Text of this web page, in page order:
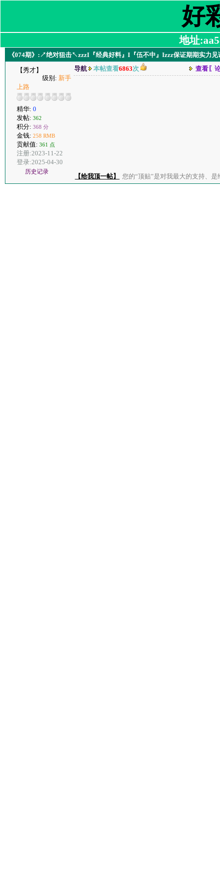
好
地址
《074期》:↗绝对狙击↖zzzI『经典好料』I『伍不中』Izzz保证期期实力
【秀才】
级别: 新手
上路
精华: 0
发帖: 362
积分: 368 分
金钱: 258 RMB
贡献值: 361 点
注册:2023-11-22
登录:2025-04-30
历史记录
导航 本帖查看6863次 查看〖
【给我顶一帖】 您的“顶贴”是对我最大的支持、